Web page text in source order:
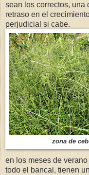
sean los correctos, una
retraso en el
perjudicial si cabe.
zona de
en los meses de
todo el bancal, tienen